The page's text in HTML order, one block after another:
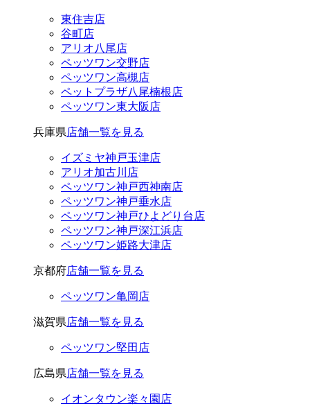
東住吉店
谷町店
アリオ八尾店
ペッツワン交野店
ペッツワン高槻店
ペットプラザ八尾楠根店
ペッツワン東大阪店
兵庫県店舗一覧を見る
イズミヤ神戸玉津店
アリオ加古川店
ペッツワン神戸西神南店
ペッツワン神戸垂水店
ペッツワン神戸ひよどり台店
ペッツワン神戸深江浜店
ペッツワン姫路大津店
京都府店舗一覧を見る
ペッツワン亀岡店
滋賀県店舗一覧を見る
ペッツワン堅田店
広島県店舗一覧を見る
イオンタウン楽々園店